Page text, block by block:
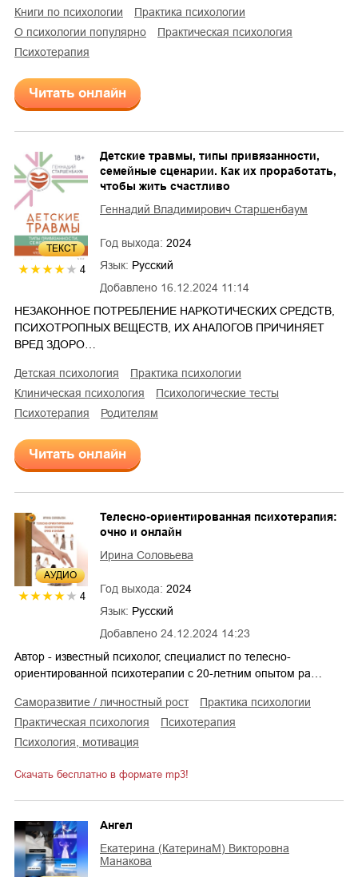
книги по психологии
практика психологии
о психологии популярно
практическая психология
психотерапия
Читать онлайн
ТЕКСТ
4
Добавлено 16.12.2024 11:14
Детские травмы, типы привязанности,
семейные сценарии. Как их проработать,
чтобы жить счастливо
Геннадий Владимирович Старшенбаум
Год выхода: 2024
Язык: Русский
НЕЗАКОННОЕ ПОТРЕБЛЕНИЕ НАРКОТИЧЕСКИХ СРЕДСТВ,
ПСИХОТРОПНЫХ ВЕЩЕСТВ, ИХ АНАЛОГОВ ПРИЧИНЯЕТ
ВРЕД ЗДОРО…
детская психология
практика психологии
клиническая психология
психологические тесты
психотерапия
родителям
Читать онлайн
AУДИО
4
Добавлено 24.12.2024 14:23
Телесно-ориентированная психотерапия:
очно и онлайн
Ирина Соловьева
Год выхода: 2024
Язык: Русский
Автор - известный психолог, специалист по телесно-
ориентированной психотерапии с 20-летним опытом ра…
саморазвитие / личностный рост
практика психологии
практическая психология
психотерапия
психология, мотивация
Скачать бесплатно в формате mp3!
Ангел
Екатерина (КатеринаМ) Викторовна
Манакова